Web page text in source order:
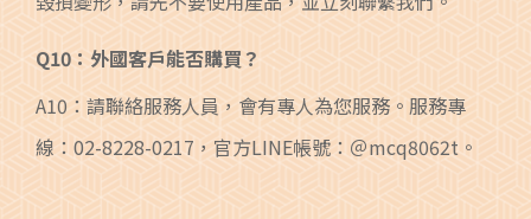
Q10：外國客戶能否購買？
A10：請聯絡服務人員，會有專人為您服務。服務專
線：02-8228-0217，官方LINE帳號：＠mcq8062t。